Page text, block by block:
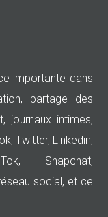
importante dans
partage des
journaux intimes,
Twitter, Linkedin,
Snapchat,
social, et ce